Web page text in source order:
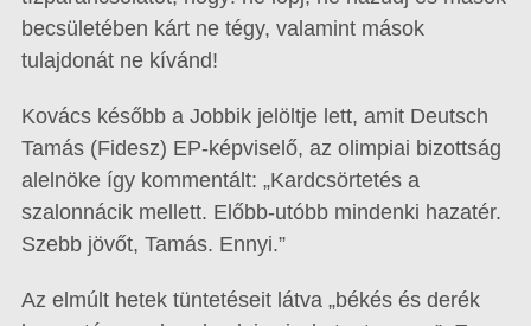
becsületében kárt ne tégy, valamint mások
tulajdonát ne kívánd!
Kovács később a Jobbik jelöltje lett, amit Deutsch
Tamás (Fidesz) EP-képviselő, az olimpiai bizottság
alelnöke így kommentált: „Kardcsörtetés a
szalonnácik mellett. Előbb-utóbb mindenki hazatér.
Szebb jövőt, Tamás. Ennyi.”
Az elmúlt hetek tüntetéseit látva „békés és derék